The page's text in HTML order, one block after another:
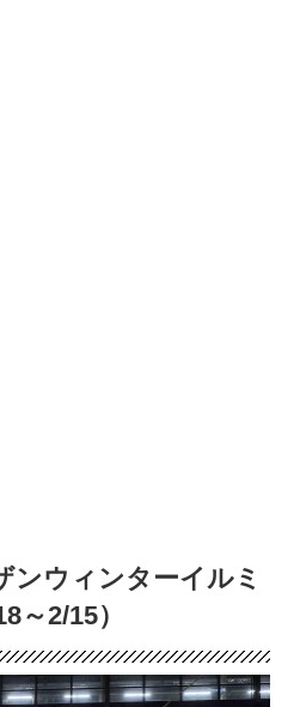
ンウィンターイルミ
～2/15）